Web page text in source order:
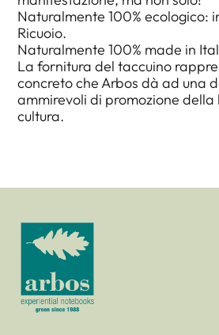
Naturalmente 100% ecologico:
Ricuoio.
Naturalmente 100% made in
La fornitura del taccuino
concreto che Arbos dà ad una
ammirevoli di promozione della
cultura.